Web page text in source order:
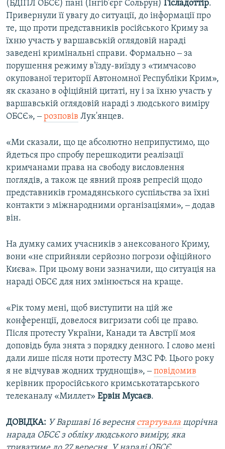
(БДІПЛ ОБСЄ) пані (Інгіб'єрг Сольрун) Гісладоттір.
Привернули її увагу до ситуації, до інформації про
те, що проти представників російського Криму за
їхню участь у варшавській оглядовій нараді
заведені кримінальні справи. Формально ‒ за
порушення режиму в'їзду-виїзду з «тимчасово
окупованої території Автономної Республіки Крим»,
як сказано в офіційній цитаті, ну і за їхню участь у
варшавській оглядовій нараді з людського виміру
ОБСЄ», ‒розповів Лук'янцев.
«Ми сказали, що це абсолютно неприпустимо, що
йдеться про спробу перешкодити реалізації
кримчанами права на свободу висловлення
поглядів, а також це явний прояв репресій щодо
представників громадянського суспільства за їхні
контакти з міжнародними організаціями», ‒ додав
він.
На думку самих учасників з анексованого Криму,
вони «не сприйняли серйозно погрози офіційного
Києва». При цьому вони зазначили, що ситуація на
нараді ОБСЄ для них змінюється на краще.
«Рік тому мені, щоб виступити на цій же
конференції, довелося вигризати собі це право.
Після протесту України, Канади та Австрії моя
доповідь була знята з порядку денного. І слово мені
дали лише після ноти протесту МЗС РФ. Цього року
я не відчував жодних труднощів», ‒повідомив
керівник проросійського кримськотатарського
телеканалу «Миллет» Ервін Мусаєв.
ДОВІДКА: У Варшаві 16 вереснястартувала щорічна
нарада ОБСЄ з обліку людського виміру, яка